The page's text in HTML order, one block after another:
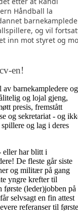
Håndball la
og vil
inn mot styret og
en!
barnekampledere og
og lojal gjeng,
presis, fremstått
og sekretariat - og
og lag i deres
eller har blitt i
De fleste går siste
og militær på gang
yngre krefter til
(leder)jobben på
selvsagt en fin attest
referanser til første